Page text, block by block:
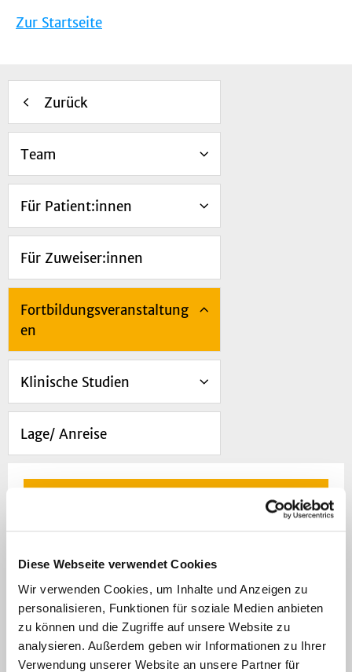
Diese Webseite verwendet Cookies
Wir verwenden Cookies, um Inhalte und Anzeigen zu
personalisieren, Funktionen für soziale Medien anbieten
zu können und die Zugriffe auf unsere Website zu
analysieren. Außerdem geben wir Informationen zu Ihrer
Verwendung unserer Website an unsere Partner für
Zur Startseite
Zurück
Team
Für Patient:innen
Für Zuweiser:innen
Fortbildungsveranstaltung
en
Klinische Studien
Lage/ Anreise
Öffentliche
Fortbildungsveranstaltungen
Neben ihrem
Auftrag als Klinik